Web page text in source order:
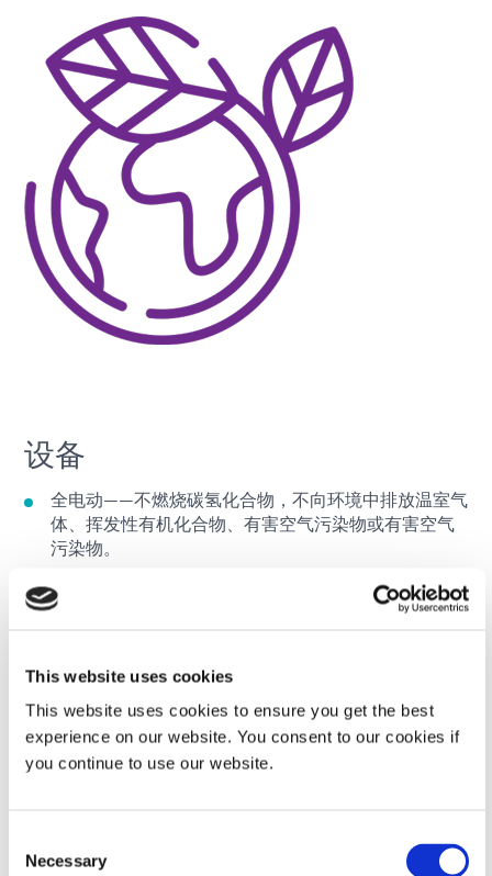
This website uses cookies
This website uses cookies to ensure you get the best
experience on our website. You consent to our cookies if
you continue to use our website.
Selection
Necessary
设备
全电动——不燃烧碳氢化合物，不向环境中排放温室气
体、挥发性有机化合物、有害空气污染物或有害空气
污染物。
生产中心可以利用现有的变压器运行更多的设备，并
无需热炉——减少散热要求。
即时开启/关闭——更少能耗。
使用寿命更长，几乎无需更换灯泡。